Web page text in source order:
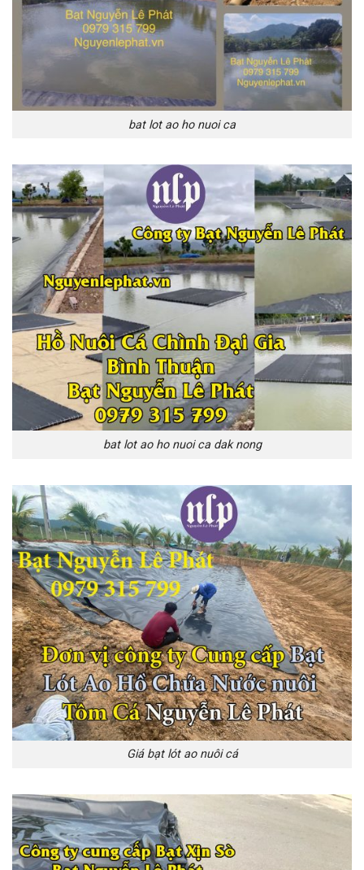
bat lot ao ho nuoi ca
bat lot ao ho nuoi ca dak nong
Giá bạt lót ao nuôi cá